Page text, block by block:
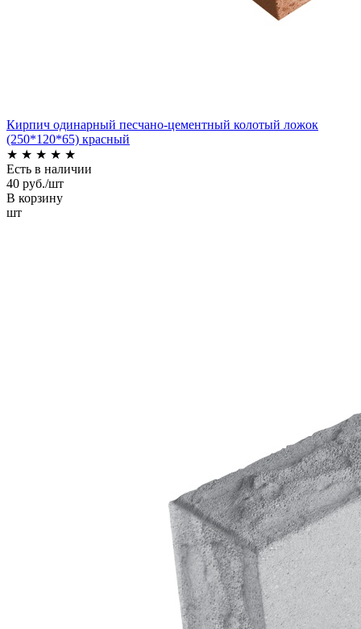
Кирпич одинарный песчано-цементный колотый ложок
(250*120*65) красный
★ ★ ★ ★ ★
Есть в наличии
40 руб./шт
В корзину
шт